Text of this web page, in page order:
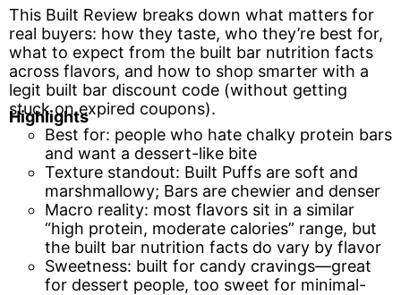
This Built Review breaks down what matters for
real buyers: how they taste, who they’re best for,
what to expect from the built bar nutrition facts
across flavors, and how to shop smarter with a
legit built bar discount code (without getting
stuck on expired coupons).
Highlights
Best for: people who hate chalky protein bars
and want a dessert-like bite
Texture standout: Built Puffs are soft and
marshmallowy; Bars are chewier and denser
Macro reality: most flavors sit in a similar
“high protein, moderate calories” range, but
the built bar nutrition facts do vary by flavor
Sweetness: built for candy cravings—great
for dessert people, too sweet for minimal-